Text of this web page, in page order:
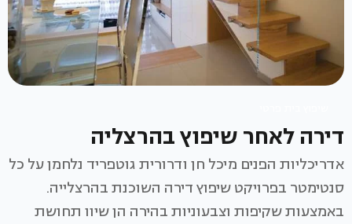
דירה לאחר שיפוץ בהרצליה
אדריכליות הפנים מיכל חן ודרורית גוטפריד נלחמן על כל
סנטימטר בפרויקט שיפוץ דירה השוכנת בהרצלייה.
באמצעות שקיפות וצבעוניות בהירה הן שיוו תחושת